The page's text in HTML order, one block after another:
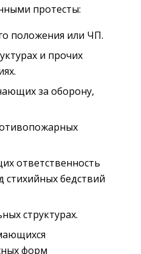
протесты:
положения или ЧП.
и прочих
за оборону,
ответственность
стихийных бедствий
структурах.
форм